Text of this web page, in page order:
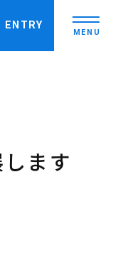
ENTRY
MENU
ます